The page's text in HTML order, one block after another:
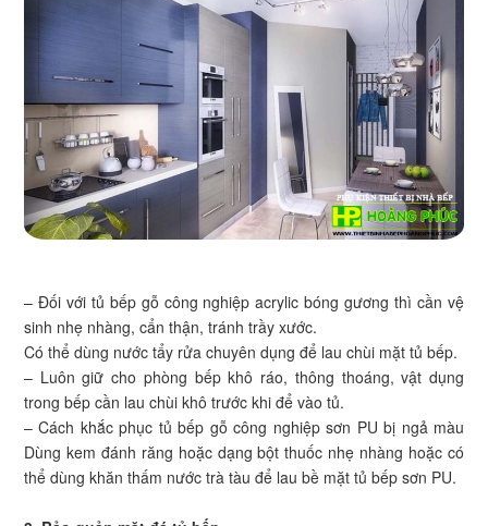
– Đối với tủ bếp gỗ công nghiệp acrylic bóng gương thì cần vệ
sinh nhẹ nhàng, cẩn thận, tránh trầy xước.
Có thể dùng nước tẩy rửa chuyên dụng để lau chùi mặt tủ bếp.
– Luôn giữ cho phòng bếp khô ráo, thông thoáng, vật dụng
trong bếp cần lau chùi khô trước khi để vào tủ.
– Cách khắc phục tủ bếp gỗ công nghiệp sơn PU bị ngả màu
Dùng kem đánh răng hoặc dạng bột thuốc nhẹ nhàng hoặc có
thể dùng khăn thấm nước trà tàu để lau bề mặt tủ bếp sơn PU.